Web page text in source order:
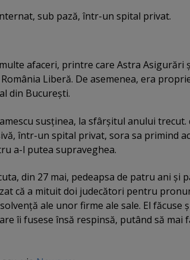
sub pază, într-un spital privat.
afaceri, printre care Astra Asigurări
Liberă. De asemenea, era
din Bucureşti.
susţinea, la sfârşitul anului trecut.
într-un spital privat, sora sa primind
a-l putea supraveghea.
din 27 mai, pedeapsa de patru ani
că a mituit doi judecători pentru
ale unor firme ale sale. El făcuse
îi fusese însă respinsă, putând să mai